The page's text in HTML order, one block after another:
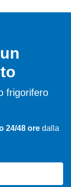
frigorifero
24/48 ore dalla